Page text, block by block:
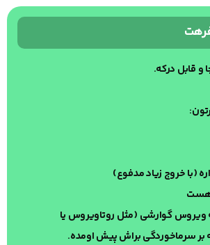
و قابل درکه.
(با خروج زیاد مدفوع)
هست
ویروس گوارشی (مثل روتاویروس یا
سرماخوردگی براش پیش اومده.